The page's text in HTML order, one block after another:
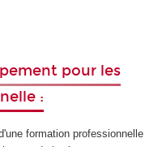
pour les
:
formation professionnelle